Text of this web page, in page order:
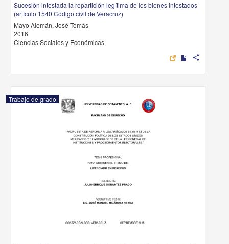
Sucesión intestada la repartición legítima de los bienes intestados
(artículo 1540 Código civil de Veracruz)
Mayo Alemán, José Tomás
2016
Ciencias Sociales y Económicas
share
Trabajo de grado